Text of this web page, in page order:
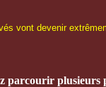
vont devenir
parcourir